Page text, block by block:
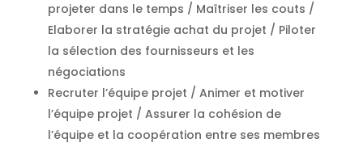
projeter dans le temps / Maîtriser les couts /
Elaborer la stratégie achat du projet / Piloter
la sélection des fournisseurs et les
négociations
Recruter l’équipe projet / Animer et motiver
l’équipe projet / Assurer la cohésion de
l’équipe et la coopération entre ses membres